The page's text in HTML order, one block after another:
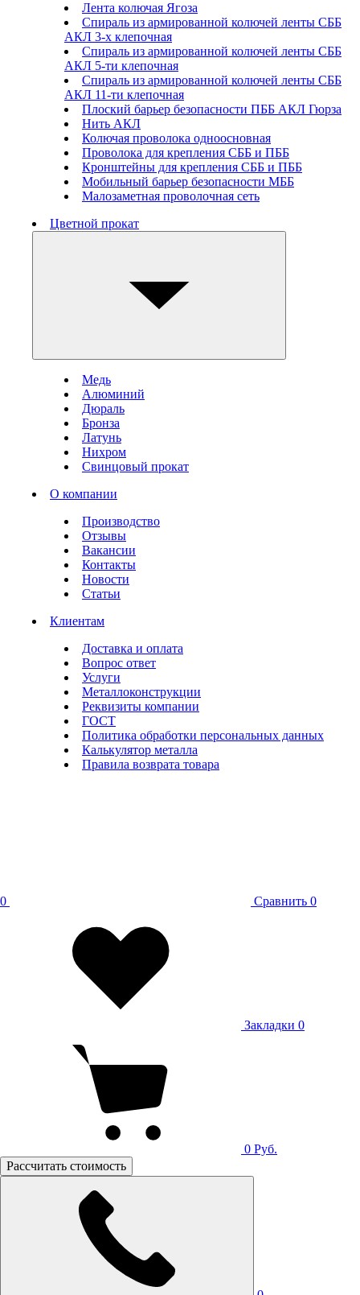
Лента колючая Ягоза
Спираль из армированной колючей ленты СББ
АКЛ 3-х клепочная
Спираль из армированной колючей ленты СББ
АКЛ 5-ти клепочная
Спираль из армированной колючей ленты СББ
АКЛ 11-ти клепочная
Плоский барьер безопасности ПББ АКЛ Гюрза
Нить АКЛ
Колючая проволока одноосновная
Проволока для крепления СББ и ПББ
Кронштейны для крепления СББ и ПББ
Мобильный барьер безопасности МББ
Малозаметная проволочная сеть
Цветной прокат
Медь
Алюминий
Дюраль
Бронза
Латунь
Нихром
Свинцовый прокат
О компании
Производство
Отзывы
Вакансии
Контакты
Новости
Статьи
Клиентам
Доставка и оплата
Вопрос ответ
Услуги
Металлоконструкции
Реквизиты компании
ГОСТ
Политика обработки персональных данных
Калькулятор металла
Правила возврата товара
0 Сравнить 0
Закладки 0
0 Руб.
Рассчитать стоимость